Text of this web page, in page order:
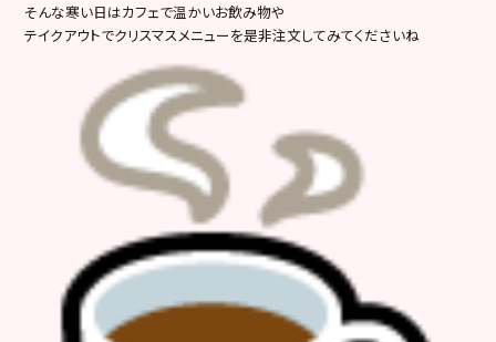
そんな寒い日はカフェで温かいお飲み物や
テイクアウトでクリスマスメニューを是非注文してみてくださいね